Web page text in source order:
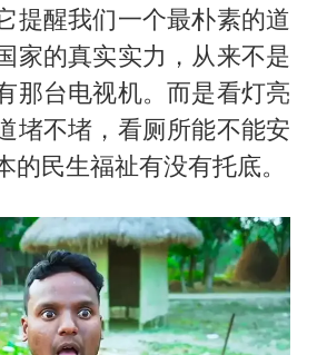
提醒我们一个最朴素的道
家的真实实力，从来不是
那台电视机。而是看灯亮
堵不堵，看厕所能不能安
的民生福祉有没有托底。